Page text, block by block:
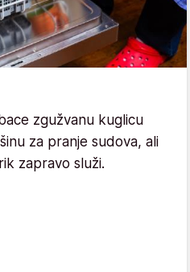
zgužvanu kuglicu
za pranje sudova, ali
zapravo služi.